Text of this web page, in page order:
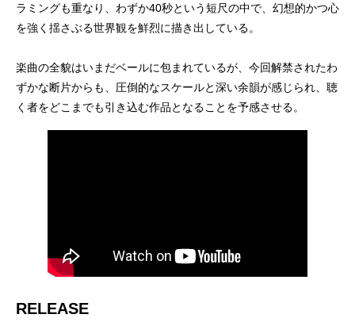
ラミングも重なり、わずか40秒という短尺の中で、幻想的かつ心
を強く揺さぶる世界観を鮮烈に描き出している。
楽曲の全貌はいまだベールに包まれているが、今回解禁されたわ
ずかな断片からも、圧倒的なスケールと深い余韻が感じられ、聴
く者をどこまでも引き込む作品となることを予感させる。
RELEASE